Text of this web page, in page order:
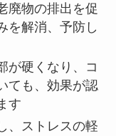
廃物の排出を促
を解消、予防し
が硬くなり、コ
ても、効果が認
す
、ストレスの軽